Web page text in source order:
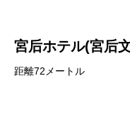
宮后ホテル(宮后
距離72メートル